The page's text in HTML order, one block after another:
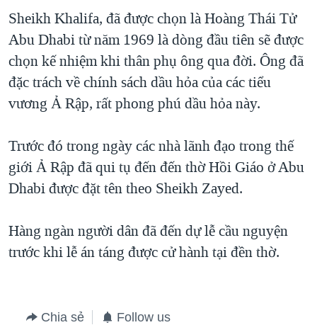
NGƯ DÂN VIỆT VÀ LÀN SÓNG TRỘM HẢI SÂM
BÊN KIA QUỐC LỘ: TIẾNG VỌNG TỪ NÔNG THÔN MỸ
QUAN HỆ VIỆT MỸ
Sheikh Khalifa, đã được chọn là Hoàng Thái Tử
Abu Dhabi từ năm 1969 là dòng đầu tiên sẽ được
chọn kế nhiệm khi thân phụ ông qua đời. Ông đã
đặc trách về chính sách dầu hỏa của các tiểu
vương Ả Rập, rất phong phú dầu hỏa này.
Trước đó trong ngày các nhà lãnh đạo trong thế
giới Ả Rập đã qui tụ đến đến thờ Hồi Giáo ở Abu
Dhabi được đặt tên theo Sheikh Zayed.
Hàng ngàn người dân đã đến dự lễ cầu nguyện
trước khi lễ án táng được cử hành tại đền thờ.
Chia sẻ Follow us